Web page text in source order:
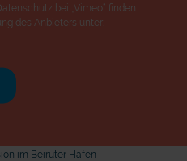
bei „Vimeo“ finden
des Anbieters unter:
im Beiruter Hafen